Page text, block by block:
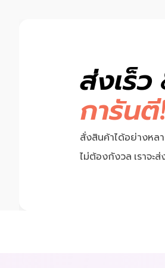
ส่งเร็ว
การัน
สั่งสินค้าได้อย่างหล
ไม่ต้องกังวล เราจะ
Previous